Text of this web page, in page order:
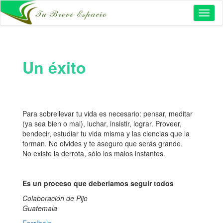
Un éxito
Para sobrellevar tu vida es necesario: pensar, meditar
(ya sea bien o mal), luchar, insistir, lograr. Proveer,
bendecir, estudiar tu vida misma y las ciencias que la
forman. No olvides y te aseguro que serás grande.
No existe la derrota, sólo los malos instantes.
Es un proceso que deberíamos seguir todos
Colaboración de Pijo
Guatemala